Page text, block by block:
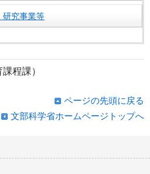
研究事業等
程課）
ページの先頭に戻る
文部科学省ホームページトップへ